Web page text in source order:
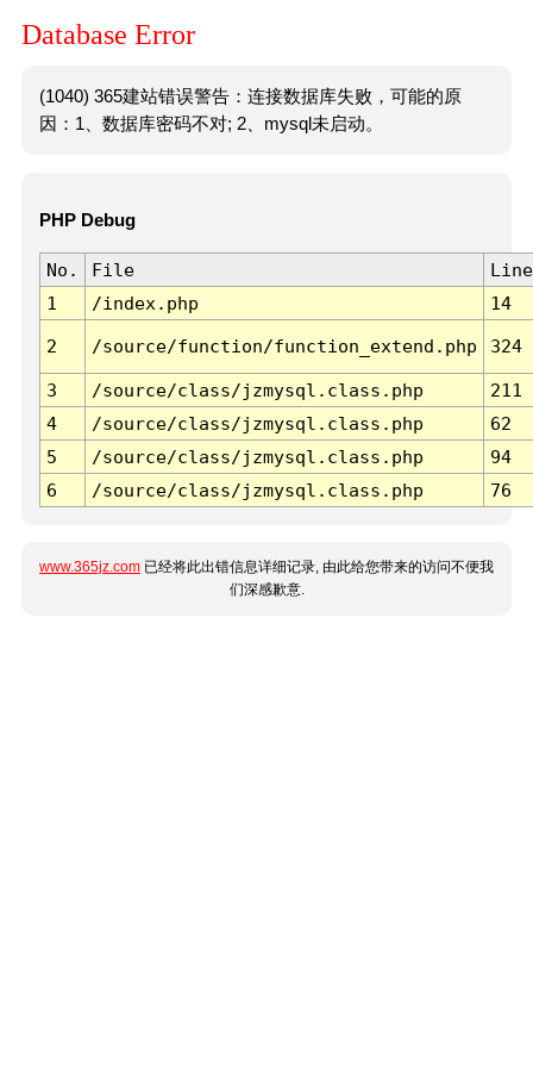
Database Error
(1040) 365建站错误警告：连接数据库失败，可能的原
因：1、数据库密码不对; 2、mysql未启动。
PHP Debug
No. File
Line
1
/index.php 14
2 /source/function/function_extend.php 324
3 /source/class/jzmysql.class.php
211
4
/source/class/jzmysql.class.php
62
5
/source/class/jzmysql.class.php
94
6
/source/class/jzmysql.class.php 76
www.365jz.com 已经将此出错信息详细记录, 由此给您带来的访问不便我
们深感歉意.